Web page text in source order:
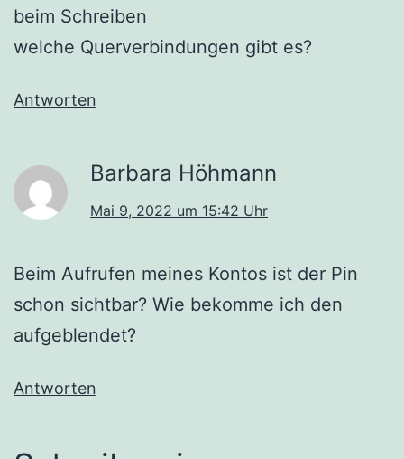
beim Schreiben
welche Querverbindungen gibt es?
Antworten
Barbara Höhmann
Mai 9, 2022 um 15:42 Uhr
Beim Aufrufen meines Kontos ist der Pin
schon sichtbar? Wie bekomme ich den
aufgeblendet?
Antworten